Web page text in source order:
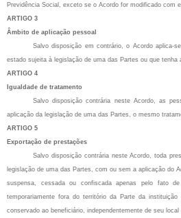
Previdência Social, exceto se o Acordo for modificado com
ARTIGO 3
Âmbito de aplicação pessoal
Salvo disposição em contrário, o Acordo aplica-
estado sujeita à legislação de uma das Partes ou que tenha
ARTIGO 4
Igualdade de tratamento
Salvo disposição contrária neste Acordo, as
aplicação da legislação de uma das Partes, o mesmo
ARTIGO 5
Exportação de prestações
Salvo disposição contrária neste Acordo, toda
legislação de uma das Partes, com ou sem a aplicação do
suspensa, cessada ou confiscada apenas pelo fato
temporariamente fora do território da Parte da
conservado ao beneficiário, independentemente de seu